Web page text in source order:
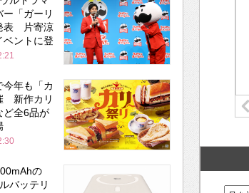
ー「ガーリ
表 片寄涼
ベントに登
今年も「カ
新作カリ
ど全6品が
の
バッテリ